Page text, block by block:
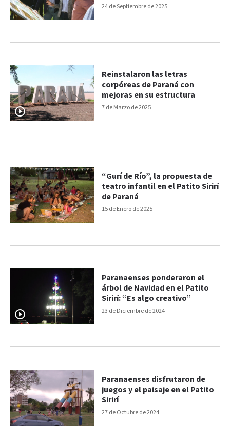
24 de Septiembre de 2025
7 de Marzo de 2025
Reinstalaron las letras
corpóreas de Paraná con
mejoras en su estructura
15 de Enero de 2025
“Gurí de Río”, la propuesta de
teatro infantil en el Patito Sirirí
de Paraná
23 de Diciembre de 2024
Paranaenses ponderaron el
árbol de Navidad en el Patito
Sirirí: “Es algo creativo”
27 de Octubre de 2024
Paranaenses disfrutaron de
juegos y el paisaje en el Patito
Sirirí